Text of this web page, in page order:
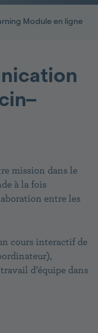
Module en ligne
mission dans le
à la fois
entre les
cours interactif de
d’équipe dans